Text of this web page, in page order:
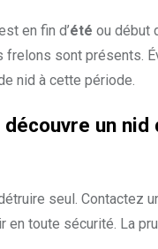
en fin d’été ou début
frelons sont présents.
nid à cette période.
un nid
seul. Contactez
en toute sécurité. La